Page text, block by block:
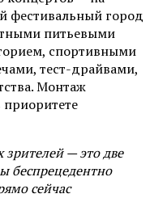
фестивальный город
питьевыми
спортивными
тест-драйвами,
Монтаж
приоритете
— это две
беспрецедентно
сейчас